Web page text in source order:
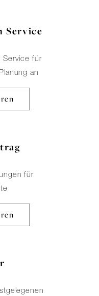
Service
Service für
an
für